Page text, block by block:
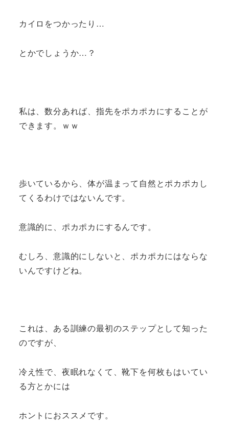
カイロをつかったり…
とかでしょうか…？
私は、数分あれば、指先をポカポカにすることが
できます。ｗｗ
歩いているから、体が温まって自然とポカポカし
てくるわけではないんです。
意識的に、ポカポカにするんです。
むしろ、意識的にしないと、ポカポカにはならな
いんですけどね。
これは、ある訓練の最初のステップとして知った
のですが、
冷え性で、夜眠れなくて、靴下を何枚もはいてい
る方とかには
ホントにおススメです。